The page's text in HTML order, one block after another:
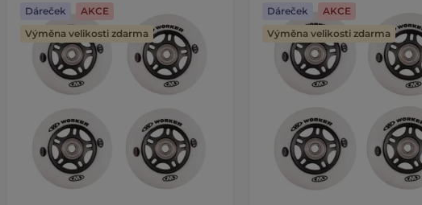
Dáreček
AKCE
Výměna velikosti zdarma
Dáreček
AKCE
Výměna velikosti zdarma